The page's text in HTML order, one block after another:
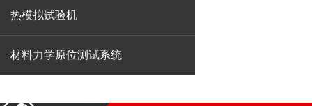
热模拟试验机
材料力学原位测试系统